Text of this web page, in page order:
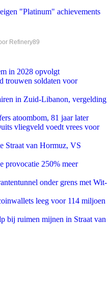
"Platinum" achievements
Refinery89
in 2028 opvolgt
trouwen soldaten voor
in Zuid-Libanon, vergelding
atoombom, 81 jaar later
vliegveld voedt vrees voor
Straat van Hormuz, VS
provocatie 250% meer
onder grens met Wit-
leeg voor 114 miljoen
bij ruimen mijnen in Straat van